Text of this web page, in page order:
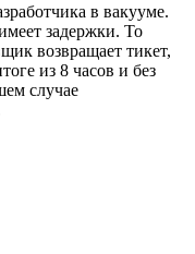
в вакууме.
задержки. То
возвращает тикет,
из 8 часов и без
случае